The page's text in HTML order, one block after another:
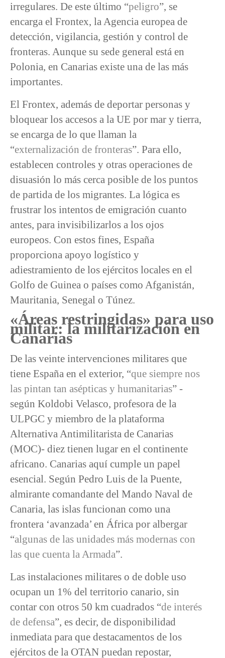
irregulares. De este último “peligro”, se
encarga el Frontex, la Agencia europea de
detección, vigilancia, gestión y control de
fronteras. Aunque su sede general está en
Polonia, en Canarias existe una de las más
importantes.
El Frontex, además de deportar personas y
bloquear los accesos a la UE por mar y tierra,
se encarga de lo que llaman la
“externalización de fronteras”. Para ello,
establecen controles y otras operaciones de
disuasión lo más cerca posible de los puntos
de partida de los migrantes. La lógica es
frustrar los intentos de emigración cuanto
antes, para invisibilizarlos a los ojos
europeos. Con estos fines, España
proporciona apoyo logístico y
adiestramiento de los ejércitos locales en el
Golfo de Guinea o países como Afganistán,
Mauritania, Senegal o Túnez.
«Áreas restringidas» para uso
militar: la militarización en
Canarias
De las veinte intervenciones militares que
tiene España en el exterior, “que siempre nos
las pintan tan asépticas y humanitarias” -
según Koldobi Velasco, profesora de la
ULPGC y miembro de la plataforma
Alternativa Antimilitarista de Canarias
(MOC)- diez tienen lugar en el continente
africano. Canarias aquí cumple un papel
esencial. Según Pedro Luis de la Puente,
almirante comandante del Mando Naval de
Canaria, las islas funcionan como una
frontera ‘avanzada’ en África por albergar
“algunas de las unidades más modernas con
las que cuenta la Armada”.
Las instalaciones militares o de doble uso
ocupan un 1% del territorio canario, sin
contar con otros 50 km cuadrados “de interés
de defensa”, es decir, de disponibilidad
inmediata para que destacamentos de los
ejércitos de la OTAN puedan repostar,